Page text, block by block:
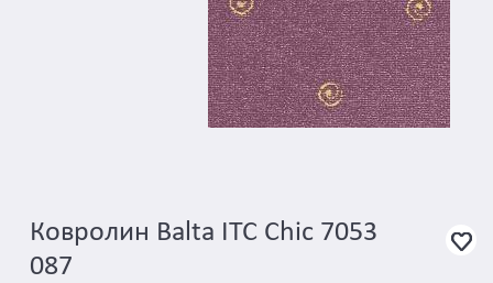
Ковролин Balta ITC Chic 7053
087